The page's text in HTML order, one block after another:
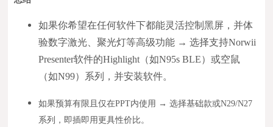
如果你希望在任何软件下都能灵活控制黑屏，并体
验数字激光、聚光灯等高级功能 → 选择支持Norwii
Presenter软件的Highlight（如N95s BLE）或空鼠
（如N99）系列，并安装软件。
如果预算有限且仅在PPT内使用 → 选择基础款或N29/N27
系列，即插即用更具性价比。